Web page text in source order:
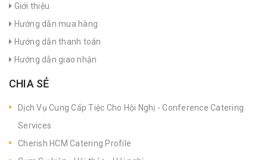
Giới thiệu
Hướng dẫn mua hàng
Hướng dẫn thanh toán
Hướng dẫn giao nhận
CHIA SẺ
Dịch Vụ Cung Cấp Tiệc Cho Hội Nghị - Conference Catering
Services
Cherish HCM Catering Profile